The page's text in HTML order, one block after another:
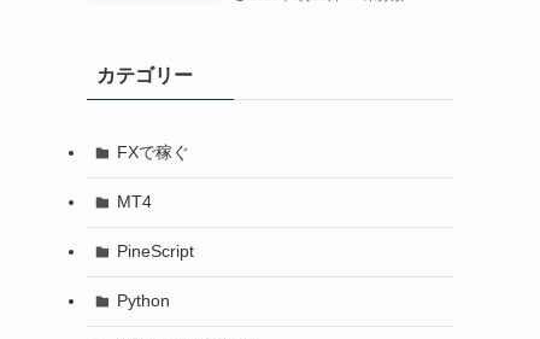
カテゴリー
FXで稼ぐ
MT4
PineScript
Python